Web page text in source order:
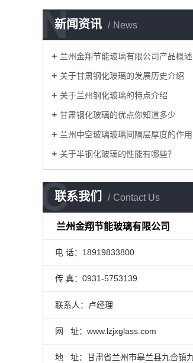
新闻资讯 News
N
兰州金翔节能玻璃有限公司产品概述
关于甘肃钢化玻璃的发展历史介绍
关于兰州钢化玻璃的特点介绍
甘肃钢化玻璃的优点你知道多少
兰州中空玻璃玻璃间隔层厚度的作用
关于半钢化玻璃的性能有哪些？
联系我们 Contact Us
C
兰州金翔节能玻璃有限公司
电 话：18919833800
传 真：0931-5753139
联系人：卢经理
网 址：www.lzjxglass.com
地 址：甘肃省兰州市皋兰县九合镇